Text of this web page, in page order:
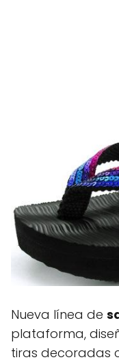
Nueva línea de
plataforma,
tiras decoradas